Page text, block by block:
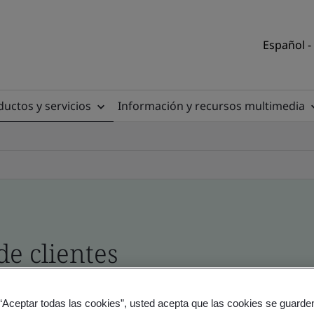
Español
y servicios Información y recursos multimedia
clientes
y producto - Validación y Verificación,
todas las cookies”, usted acepta que las cookies se